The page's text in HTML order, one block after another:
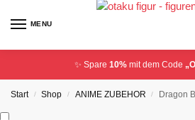
MENU
✨ Spare 10%mit dem Code
Start / Shop / ANIME ZUBEHOR / Dragon